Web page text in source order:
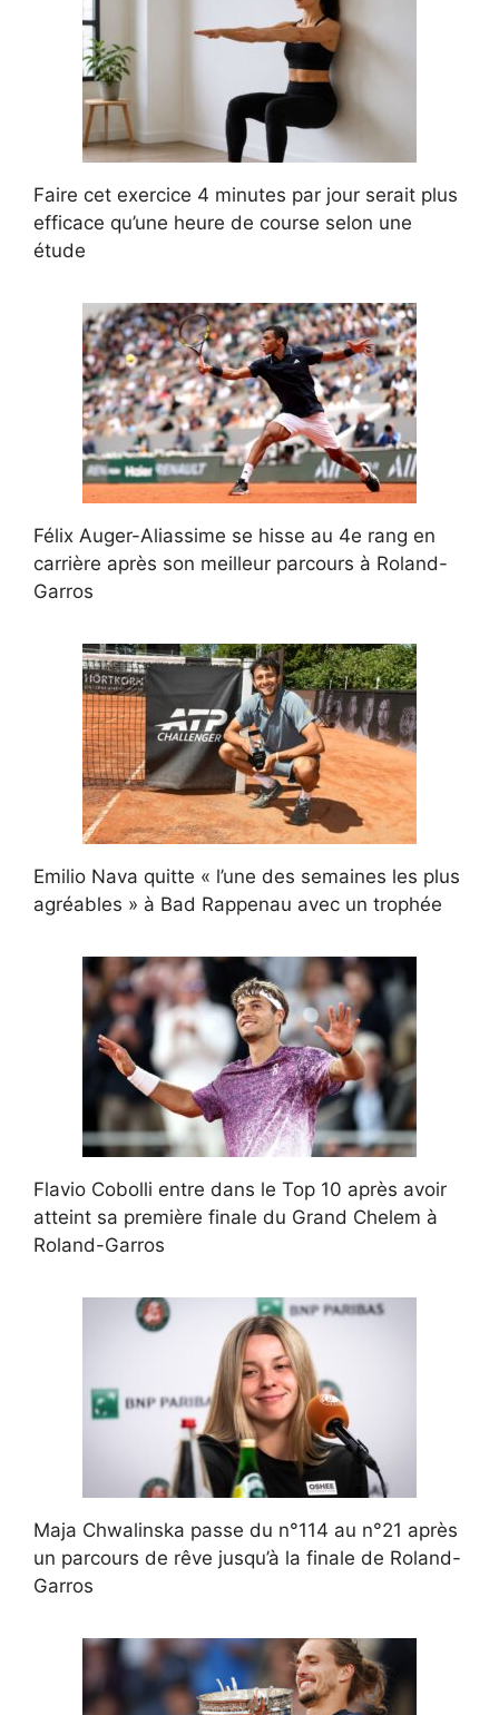
Faire cet exercice 4 minutes par jour serait plus
efficace qu’une heure de course selon une
étude
Félix Auger-Aliassime se hisse au 4e rang en
carrière après son meilleur parcours à Roland-
Garros
Emilio Nava quitte « l’une des semaines les plus
agréables » à Bad Rappenau avec un trophée
Flavio Cobolli entre dans le Top 10 après avoir
atteint sa première finale du Grand Chelem à
Roland-Garros
Maja Chwalinska passe du n°114 au n°21 après
un parcours de rêve jusqu’à la finale de Roland-
Garros